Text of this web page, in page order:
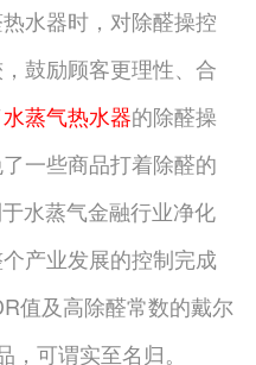
水器时，对除醛操控
鼓励顾客更理性、合
水蒸气热水器的除醛操
一些商品打着除醛的
水蒸气金融行业净化
产业发展的控制完成
值及高除醛常数的戴尔
可谓实至名归。